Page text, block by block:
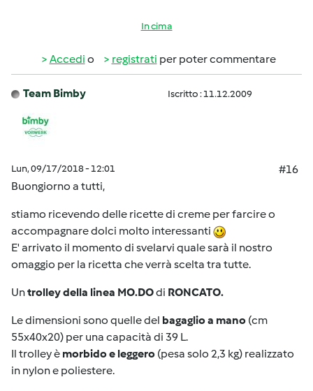
In cima
Accedi o registrati per poter commentare
Team Bimby Iscritto : 11.12.2009
Lun, 09/17/2018 - 12:01
#16
Buongiorno a tutti,
stiamo ricevendo delle ricette di creme per farcire o
accompagnare dolci molto interessanti
E' arrivato il momento di svelarvi quale sarà il nostro
omaggio per la ricetta che verrà scelta tra tutte.
Untrolley della linea MO.DOdi RONCATO.
Le dimensioni sono quelle del bagaglio a mano (cm
55x40x20) per una capacità di 39 L.
Il trolley è morbido e leggero (pesa solo 2,3 kg) realizzato
in nylon e poliestere.